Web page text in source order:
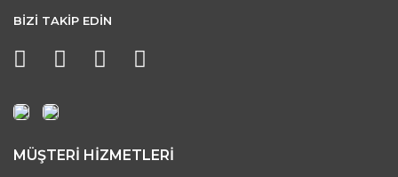
BİZİ TAKİP EDİN
MÜŞTERİ HİZMETLERİ